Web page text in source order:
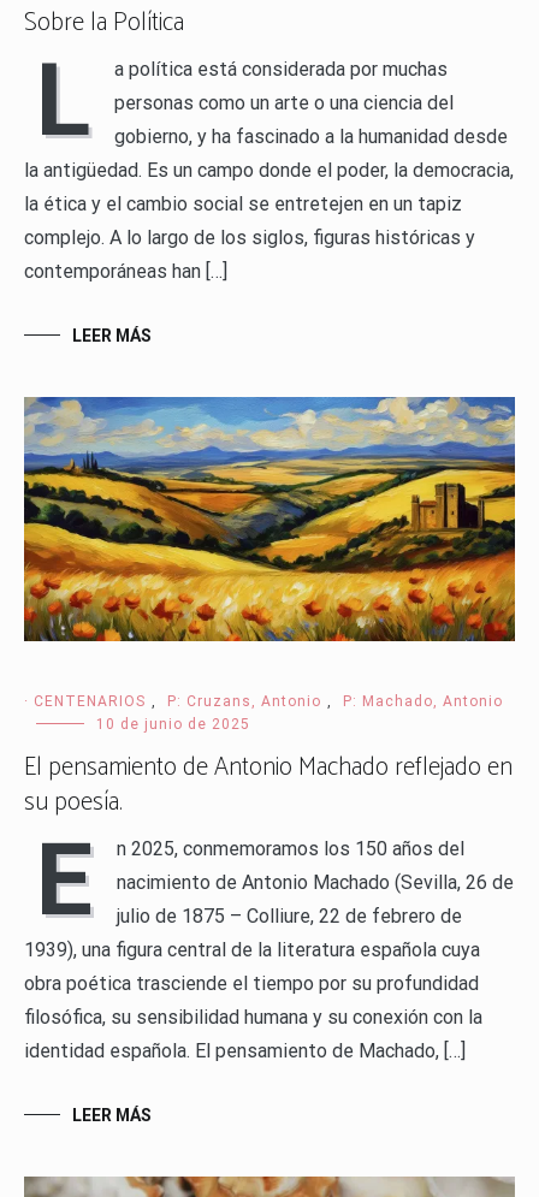
Sobre la Política
L
a política está considerada por muchas
personas como un arte o una ciencia del
gobierno, y ha fascinado a la humanidad desde
la antigüedad. Es un campo donde el poder, la democracia,
la ética y el cambio social se entretejen en un tapiz
complejo. A lo largo de los siglos, figuras históricas y
contemporáneas han […]
LEER MÁS
· CENTENARIOS , P: Cruzans, Antonio ,
P: Machado, Antonio
10 de junio de 2025
El pensamiento de Antonio Machado reflejado en
su poesía.
E
n 2025, conmemoramos los 150 años del
nacimiento de Antonio Machado (Sevilla, 26 de
julio de 1875 – Colliure, 22 de febrero de
1939), una figura central de la literatura española cuya
obra poética trasciende el tiempo por su profundidad
filosófica, su sensibilidad humana y su conexión con la
identidad española. El pensamiento de Machado, […]
LEER MÁS